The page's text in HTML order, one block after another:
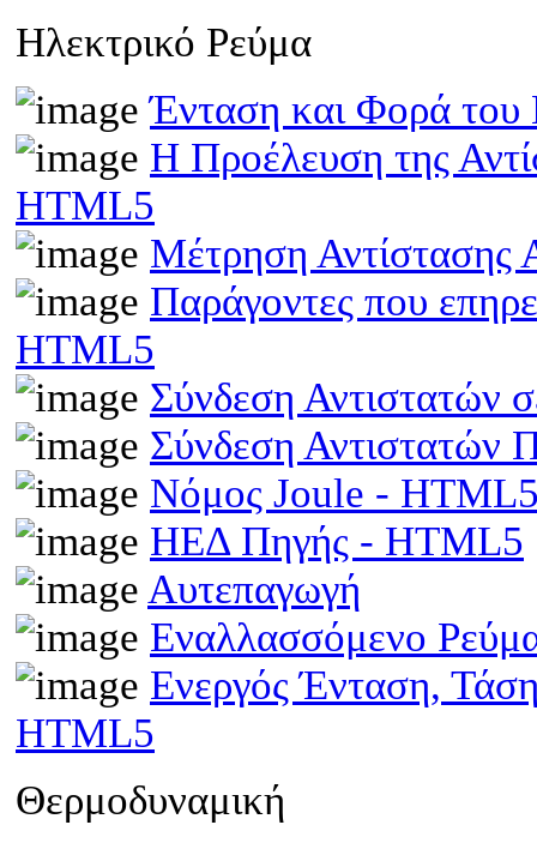
Ηλεκτρικό Ρεύμα
Ένταση και Φορά του
Η Προέλευση της
HTML5
Μέτρηση Αντίστασης
Παράγοντες που
HTML5
Σύνδεση Αντιστατών
Σύνδεση
Νόμος Joule -
ΗΕΔ Πηγής - HTML5
Αυτεπαγωγή
Εναλλασσόμενο
Ενεργός Ένταση,
HTML5
Θερμοδυναμική